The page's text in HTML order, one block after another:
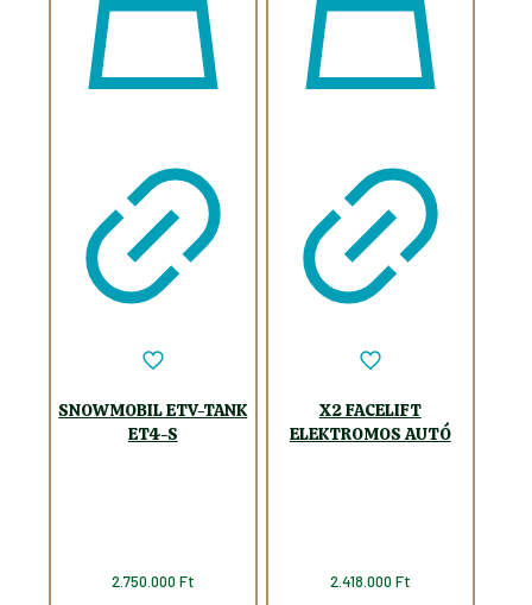
SNOWMOBIL ETV-TANK
ET4-S
2.750.000 Ft
X2 FACELIFT
ELEKTROMOS AUTÓ
2.418.000 Ft